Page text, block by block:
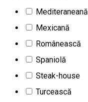
Mediteraneană
Mexicană
Românească
Spaniolă
Steak-house
Turcească